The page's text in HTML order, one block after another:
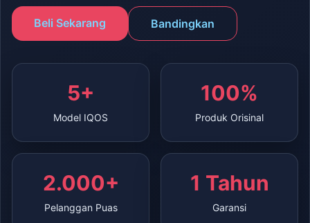
Beli Sekarang Bandingkan
5+
Model IQOS
100%
Produk Orisinal
2.000+
Pelanggan Puas
1 Tahun
Garansi